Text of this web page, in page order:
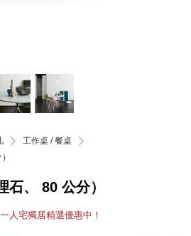
工作桌 / 餐桌
、 80 公分）
人宅獨居精選優惠中！